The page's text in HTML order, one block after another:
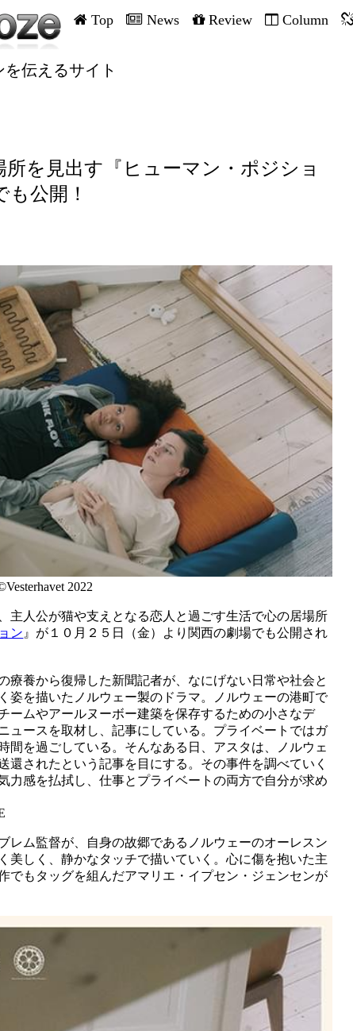
Top News Review Column
伝えるサイト
を見出す『ヒューマン・ポジショ
公開！
2022
主人公が猫や支えとなる恋人と過ごす生活で心の居場所
ン 』が１０月２５日（金）より関西の劇場でも公開され
療養から復帰した新聞記者が、なにげない日常や社会と
姿を描いたノルウェー製のドラマ。ノルウェーの港町で
ームやアールヌーボー建築を保存するための小さなデ
ュースを取材し、記事にしている。プライベートではガ
間を過ごしている。そんなある日、アスタは、ノルウェ
還されたという記事を目にする。その事件を調べていく
力感を払拭し、仕事とプライベートの両方で自分が求め
レム監督が、自身の故郷であるノルウェーのオーレスン
美しく、静かなタッチで描いていく。心に傷を抱いた主
でもタッグを組んだアマリエ・イプセン・ジェンセンが